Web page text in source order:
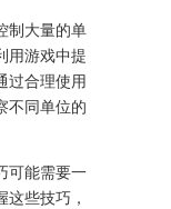
制大量的单
用游戏中提
过合理使用
不同单位的
可能需要一
些技巧，